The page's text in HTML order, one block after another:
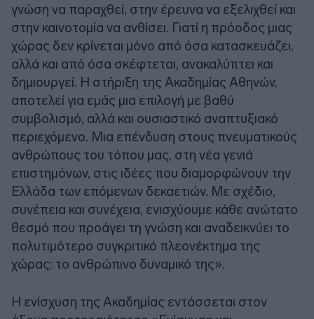
γνώση να παραχθεί, στην έρευνα να εξελιχθεί και
στην καινοτομία να ανθίσει. Γιατί η πρόοδος μιας
χώρας δεν κρίνεται μόνο από όσα κατασκευάζει,
αλλά και από όσα σκέφτεται, ανακαλύπτει και
δημιουργεί. Η στήριξη της Ακαδημίας Αθηνών,
αποτελεί για εμάς μια επιλογή με βαθύ
συμβολισμό, αλλά και ουσιαστικό αναπτυξιακό
περιεχόμενο. Μια επένδυση στους πνευματικούς
ανθρώπους του τόπου μας, στη νέα γενιά
επιστημόνων, στις ιδέες που διαμορφώνουν την
Ελλάδα των επόμενων δεκαετιών. Με σχέδιο,
συνέπεια και συνέχεια, ενισχύουμε κάθε ανώτατο
θεσμό που προάγει τη γνώση και αναδεικνύει το
πολυτιμότερο συγκριτικό πλεονέκτημα της
χώρας: το ανθρώπινο δυναμικό της».
Η ενίσχυση της Ακαδημίας εντάσσεται στον